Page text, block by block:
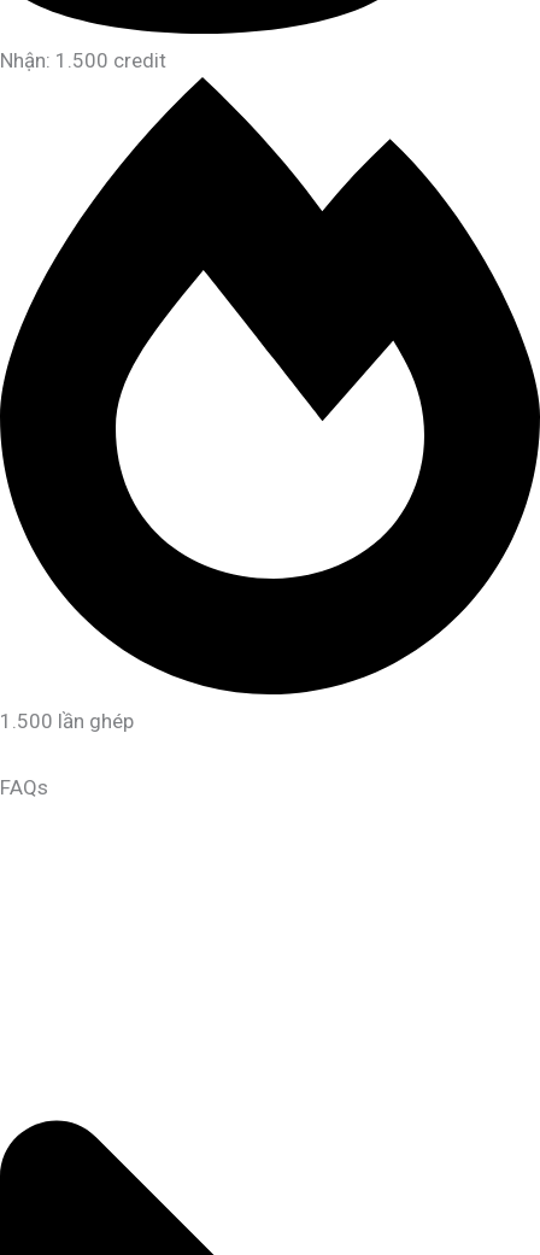
Nhận: 1.500 credit
1.500 lần ghép
FAQs